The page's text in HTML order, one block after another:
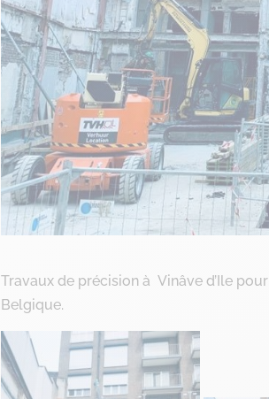
Travaux de précision à Vinâve d’Ile pour
Belgique.